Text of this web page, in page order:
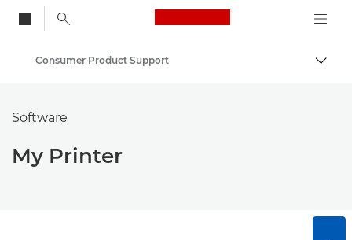
Canon Logo, back
Consumer Product Support
Software
My Printer